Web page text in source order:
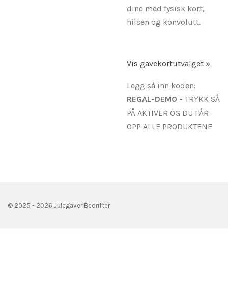
dine med fysisk kort,
hilsen og konvolutt.
Vis gavekortutvalget »
Legg så inn koden:
REGAL-DEMO - TRYKK SÅ
PÅ AKTIVER OG DU FÅR
OPP ALLE PRODUKTENE
© 2025 - 2026 Julegaver Bedrifter